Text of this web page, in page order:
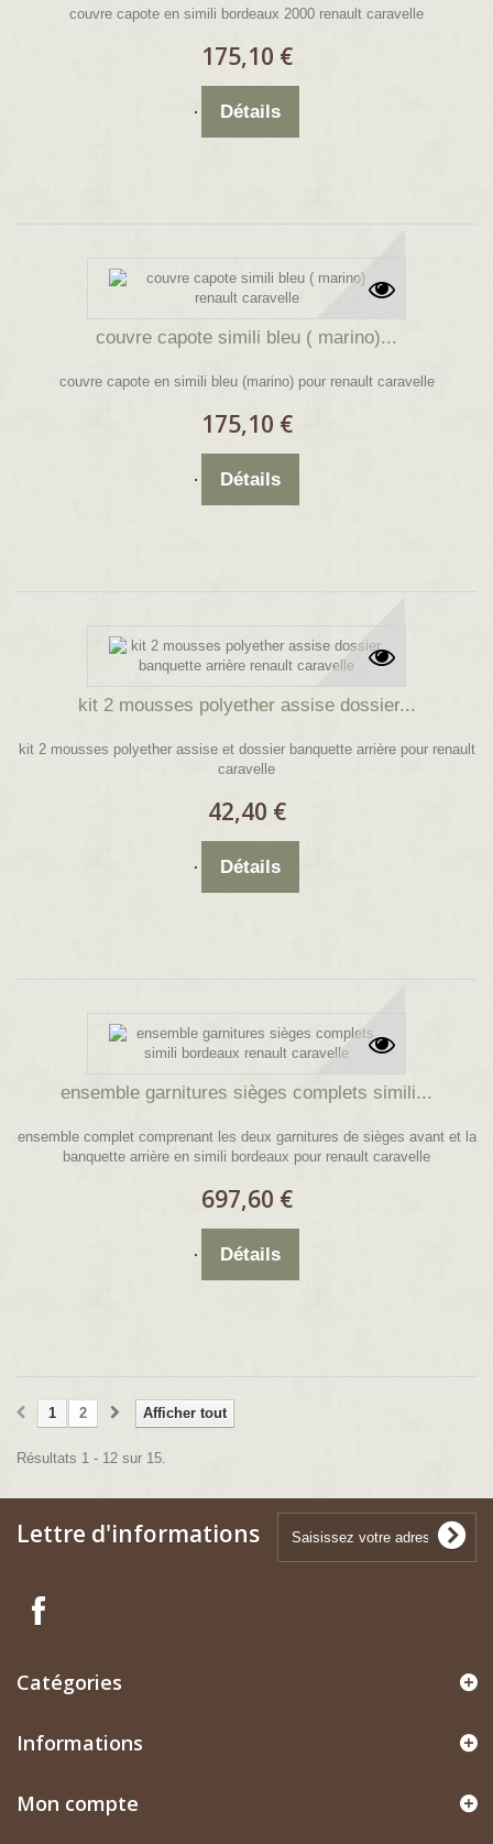
couvre capote en simili bordeaux 2000 renault caravelle
175,10 €
Détails
couvre capote simili bleu ( marino)...
couvre capote en simili bleu (marino) pour renault caravelle
175,10 €
Détails
kit 2 mousses polyether assise dossier...
kit 2 mousses polyether assise et dossier banquette arrière pour renault
caravelle
42,40 €
Détails
ensemble garnitures sièges complets simili...
ensemble complet comprenant les deux garnitures de sièges avant et la
banquette arrière en simili bordeaux pour renault caravelle
697,60 €
Détails
Afficher tout
1 2
Résultats 1 - 12 sur 15.
Lettre d'informations
Catégories
Informations
Mon compte